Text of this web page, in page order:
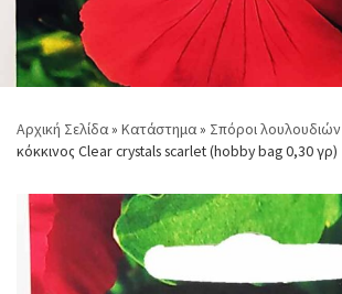
Αρχική Σελίδα» Κατάστημα» Σπόροι λουλουδιών
κόκκινος Clear crystals scarlet (hobby bag 0,30 γρ)